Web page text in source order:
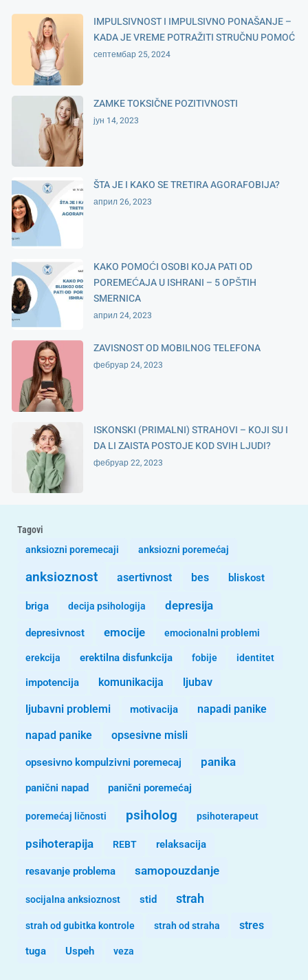
IMPULSIVNOST I IMPULSIVNO PONAŠANJE –
KADA JE VREME POTRAŽITI STRUČNU POMOĆ
септембар 25, 2024
ZAMKE TOKSIČNE POZITIVNOSTI
јун 14, 2023
ŠTA JE I KAKO SE TRETIRA AGORAFOBIJA?
април 26, 2023
KAKO POMOĆI OSOBI KOJA PATI OD
POREMEĆAJA U ISHRANI – 5 OPŠTIH
SMERNICA
април 24, 2023
ZAVISNOST OD MOBILNOG TELEFONA
фебруар 24, 2023
ISKONSKI (PRIMALNI) STRAHOVI – KOJI SU I
DA LI ZAISTA POSTOJE KOD SVIH LJUDI?
фебруар 22, 2023
Tagovi
anksiozni poremecaji
anksiozni poremećaj
anksioznost asertivnost bes bliskost
briga decija psihologija depresija
depresivnost emocije emocionalni problemi
erekcija erektilna disfunkcija fobije identitet
impotencija komunikacija ljubav
ljubavni problemi motivacija napadi panike
napad panike opsesivne misli
opsesivno kompulzivni poremecaj panika
panični napad panični poremećaj
poremećaj ličnosti psiholog psihoterapeut
psihoterapija REBT relaksacija
resavanje problema samopouzdanje
socijalna anksioznost stid strah
strah od gubitka kontrole strah od straha stres
tuga Uspeh veza